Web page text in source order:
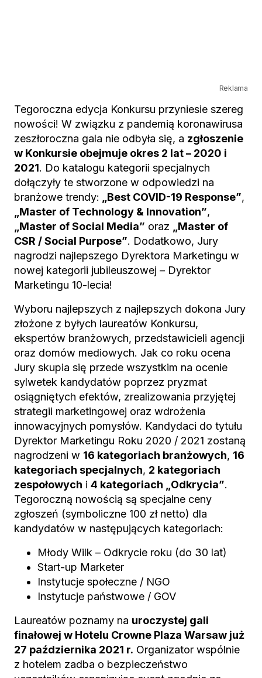
Reklama
Tegoroczna edycja Konkursu przyniesie szereg
nowości! W związku z pandemią koronawirusa
zeszłoroczna gala nie odbyła się, a zgłoszenie
w Konkursie obejmuje okres 2 lat – 2020 i
2021. Do katalogu kategorii specjalnych
dołączyły te stworzone w odpowiedzi na
branżowe trendy: „Best COVID-19 Response”,
„Master of Technology & Innovation”,
„Master of Social Media” oraz
„Master of
CSR / Social Purpose”. Dodatkowo, Jury
nagrodzi najlepszego Dyrektora Marketingu w
nowej kategorii jubileuszowej – Dyrektor
Marketingu 10-lecia!
Wyboru najlepszych z najlepszych dokona Jury
złożone z byłych laureatów Konkursu,
ekspertów branżowych, przedstawicieli agencji
oraz domów mediowych. Jak co roku ocena
Jury skupia się przede wszystkim na ocenie
sylwetek kandydatów poprzez pryzmat
osiągniętych efektów, zrealizowania przyjętej
strategii marketingowej oraz wdrożenia
innowacyjnych pomysłów. Kandydaci do tytułu
Dyrektor Marketingu Roku 2020 / 2021 zostaną
nagrodzeni w 16 kategoriach branżowych, 16
kategoriach specjalnych, 2 kategoriach
zespołowych i 4 kategoriach „Odkrycia”.
Tegoroczną nowością są specjalne ceny
zgłoszeń (symboliczne 100 zł netto) dla
kandydatów w następujących kategoriach:
Młody Wilk – Odkrycie roku (do 30 lat)
Start-up Marketer
Instytucje społeczne / NGO
Instytucje państwowe / GOV
Laureatów poznamy na uroczystej gali
finałowej w Hotelu Crowne Plaza Warsaw już
27 października 2021 r. Organizator wspólnie
z hotelem zadba o bezpieczeństwo